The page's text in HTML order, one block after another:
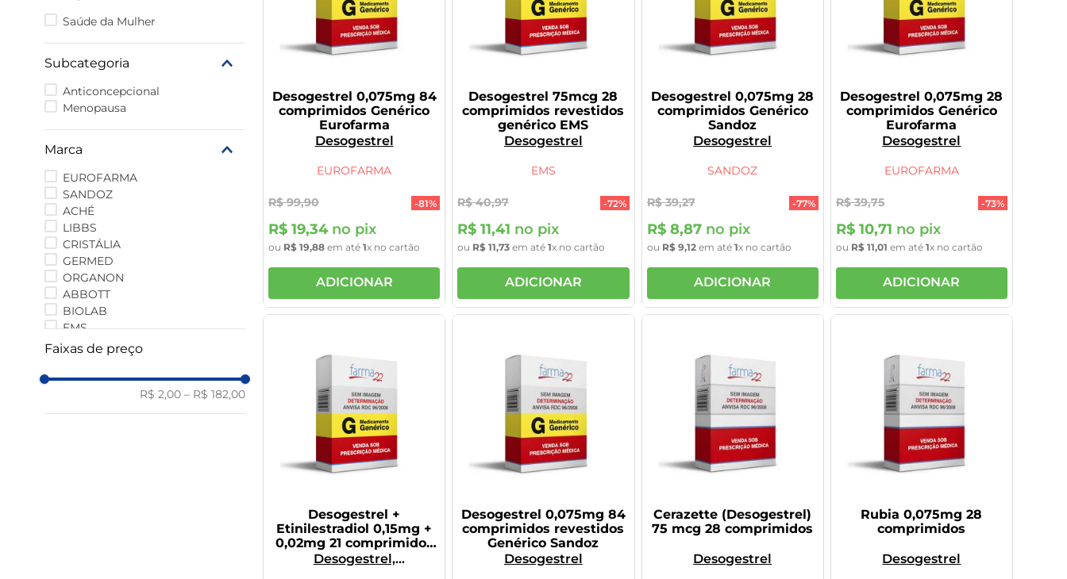
rivaroxabana 20mg
Saúde da Mulher
Subcategoria
Anticoncepcional
Menopausa
Marca
EUROFARMA
SANDOZ
ACHÉ
LIBBS
CRISTÁLIA
GERMED
ORGANON
ABBOTT
BIOLAB
EMS
FARMOQUÍMICA
UNIAO QUÍMICA
BESINS
Faixas de preço
R$ 2,00 – R$ 182,00
Desogestrel 0,075mg 84
comprimidos Genérico
Eurofarma
Desogestrel
EUROFARMA
R$ 99,90 -81%
R$ 19,34no pix
ou R$ 19,88 em até 1x no cartão
ADICIONAR
Desogestrel 75mcg 28
comprimidos revestidos
genérico EMS
Desogestrel
EMS
R$ 40,97 -72%
R$ 11,41 no pix
ou R$ 11,73 em até1x no cartão
ADICIONAR
Desogestrel 0,075mg 28
comprimidos Genérico
Sandoz
Desogestrel
SANDOZ
R$ 39,27 -77%
R$ 8,87no pix
ou R$ 9,12em até 1x no cartão
ADICIONAR
Desogestrel 0,075mg 28
comprimidos Genérico
Eurofarma
Desogestrel
EUROFARMA
R$ 39,75 -73%
R$ 10,71 no pix
ou R$ 11,01 em até 1x no cartão
ADICIONAR
Desogestrel +
Etinilestradiol 0,15mg +
0,02mg 21 comprimidos
revestidos genérico
Desogestrel,
Desogestrel 0,075mg 84
comprimidos revestidos
Genérico Sandoz
Desogestrel
Cerazette (Desogestrel)
75 mcg 28 comprimidos
Desogestrel
Rubia 0,075mg 28
comprimidos
Desogestrel